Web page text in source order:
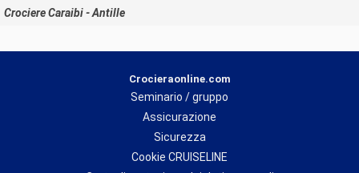
Crociere Caraibi - Antille
Crocieraonline.com
Seminario / gruppo
Assicurazione
Sicurezza
Cookie CRUISELINE